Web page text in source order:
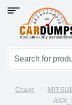
Старт